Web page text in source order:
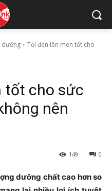
dưỡng
Tỏi đen lên men tốt cho
tốt cho sức
nên
0
149
dưỡng chất cao hơn so